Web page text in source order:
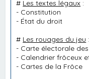
# Les textes légaux :
- Constitution
- État du droit
# Les rouages du jeu :
- Carte électorale
- Calendrier frôceux
- Cartes de la Frôce